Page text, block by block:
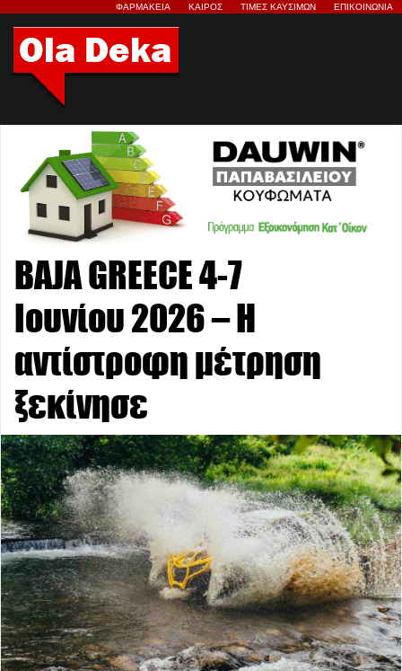
ΦΑΡΜΑΚΕΙΑ ΚΑΙΡΟΣ ΤΙΜΕΣ ΚΑΥΣΙΜΩΝ ΕΠΙΚΟΙΝΩΝΙΑ
BAJA GREECE 4-7
Ιουνίου 2026 – Η
αντίστροφη μέτρηση
ξεκίνησε